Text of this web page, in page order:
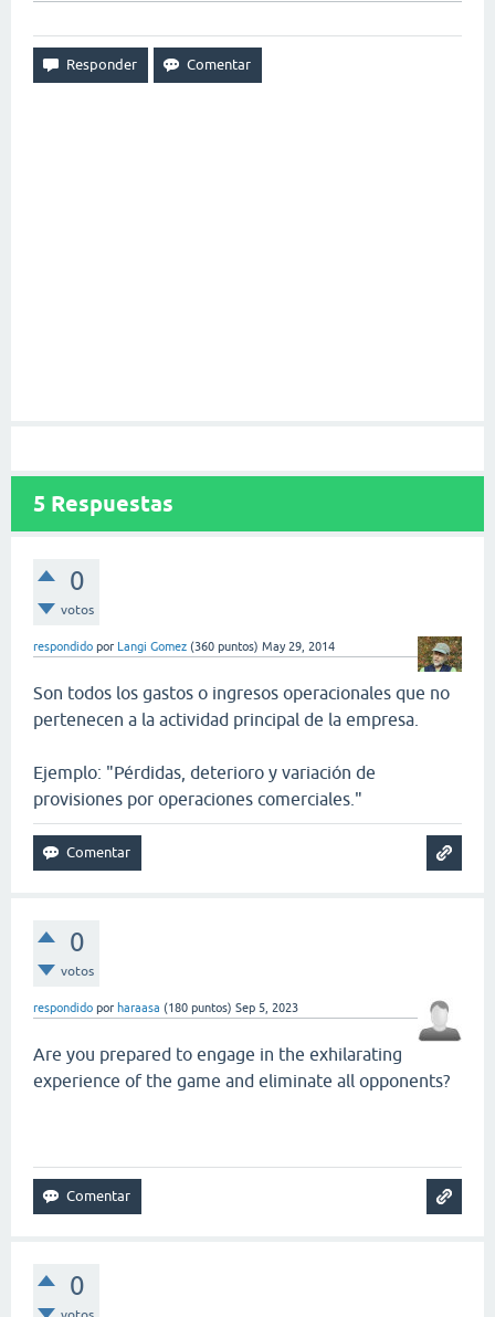
5 Respuestas
0
votos
respondido por Langi Gomez (360 puntos) May 29, 2014
Son todos los gastos o ingresos operacionales que no
pertenecen a la actividad principal de la empresa.
Ejemplo: "Pérdidas, deterioro y variación de
provisiones por operaciones comerciales."
0
votos
respondido por haraasa (180 puntos) Sep 5, 2023
Are you prepared to engage in the exhilarating
experience of the game and eliminate all opponents?
0